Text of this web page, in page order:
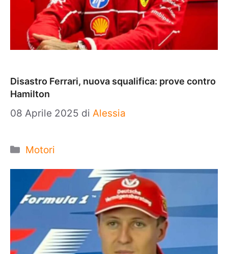
Disastro Ferrari, nuova squalifica: prove contro
Hamilton
08 Aprile 2025 di Alessia
Categorie
Motori